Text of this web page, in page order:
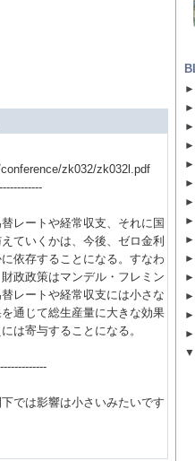
zk032/zk032l.pdf
レートや経常収支、それに国
ていくかは、今後、ゼロ金利
依存することになる。すなわ
政政策はマンデル・フレミン
レートや経常収支には小さな
通じて総生産量に大きな効果
は寄与することになる。
では影響は小さいみたいです
►
►
►
►
►
►
►
►
►
►
►
►
►
►
▼